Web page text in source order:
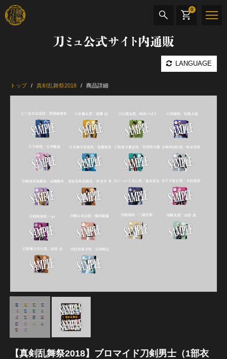
刀ミュ公式サイト内通販
LANGUAGE
0
最新カテゴリー
加州清光 単騎出陣 極
髭切 単騎出陣 ～夢幻泡影～
江 おん すていじ かうんとだうんぱーてぃー
トップ 真剣乱舞祭2018 商品詳細
【真剣乱舞祭2018】ブロマイド刀剣男士（1部衣